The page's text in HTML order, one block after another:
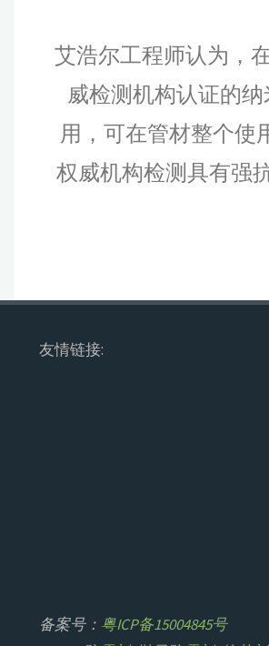
艾浩尔工程师认为，
威检测机构认证的
用，可在管材整个使
权威机构检测具有强
友情链接:
备案号： 粤ICP备15004845号